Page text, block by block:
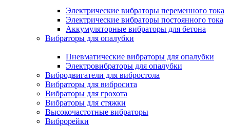
Электрические вибраторы переменного тока
Электрические вибраторы постоянного тока
Аккумуляторные вибраторы для бетона
Вибраторы для опалубки
Пневматические вибраторы для опалубки
Электровибраторы для опалубки
Вибродвигатели для вибростола
Вибраторы для вибросита
Вибраторы для грохота
Вибраторы для стяжки
Высокочастотные вибраторы
Виброрейки